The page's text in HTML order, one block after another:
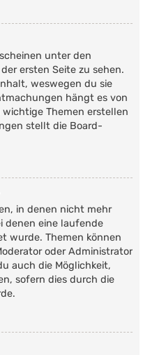
unter den
ersten Seite zu sehen.
weswegen du sie
hängt es von
Themen erstellen
stellt die Board-
in denen nicht mehr
denen eine laufende
wurde. Themen können
oder Administrator
auch die Möglichkeit,
sofern dies durch die